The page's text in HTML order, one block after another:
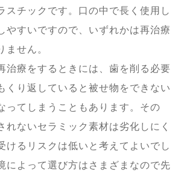
スチックです。口の中で長く使用し
やすいですので、いずれかは再治療
ません。
治療をするときには、歯を削る必要
くり返していると被せ物をできない
ってしまうこともあります。その
れないセラミック素材は劣化しにく
けるリスクは低いと考えてよいでし
によって選び方はさまざまなので先